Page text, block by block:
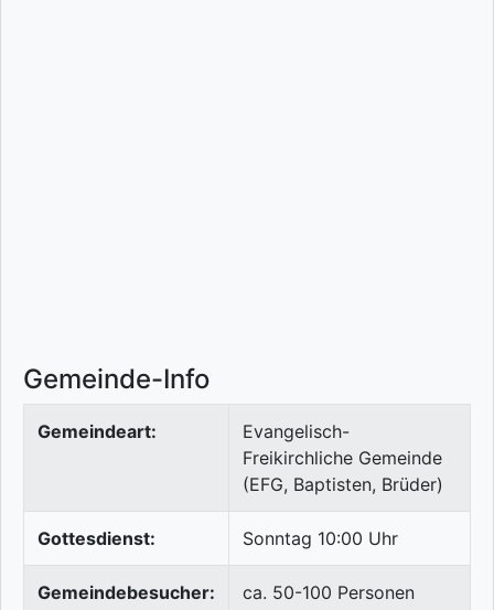
Gemeinde-Info
Gemeindeart:
Evangelisch-
Freikirchliche Gemeinde
(EFG, Baptisten, Brüder)
Gottesdienst: Sonntag 10:00 Uhr
Gemeindebesucher: ca. 50-100 Personen